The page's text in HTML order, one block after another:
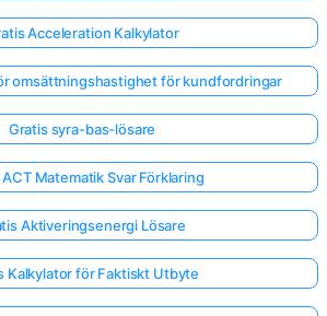
Acceleration Kalkylator
omsättningshastighet för kundfordringar
Gratis syra-bas-lösare
Matematik Svar Förklaring
Aktiveringsenergi Lösare
Kalkylator för Faktiskt Utbyte